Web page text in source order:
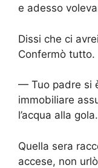
e adesso
Dissi che ci
Confermò tutto.
— Tuo padre si
immobiliare
l’acqua alla
Quella sera
accese, non